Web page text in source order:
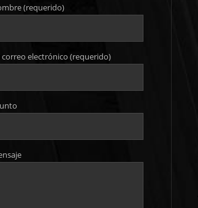
(requerido)
correo electrónico (requerido)